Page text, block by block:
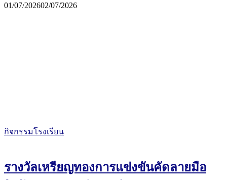
01/07/202602/07/2026
กิจกรรมโรงเรียน
รางวัลเหรียญทองการแข่งขันคัดลายมือ